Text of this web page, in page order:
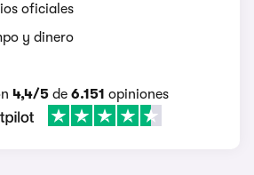
oficiales
y dinero
4,4/5de 6.151 opiniones